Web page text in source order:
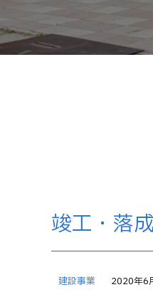
竣工・落
建設事業 2020年6